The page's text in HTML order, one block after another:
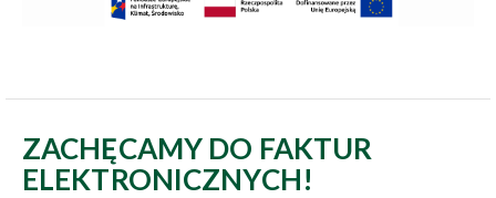
ZACHĘCAMY DO FAKTUR
ELEKTRONICZNYCH!